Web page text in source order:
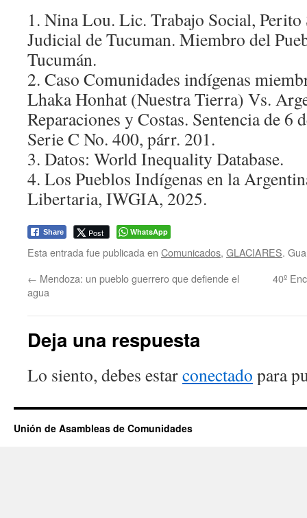
1. Nina Lou. Lic. Trabajo Social, Perito
Judicial de Tucuman. Miembro del
Tucumán.
2. Caso Comunidades indígenas
Lhaka Honhat (Nuestra Tierra) Vs.
Reparaciones y Costas. Sentencia de 6
Serie C No. 400, párr. 201.
3. Datos: World Inequality Database.
4. Los Pueblos Indígenas en la
Libertaria, IWGIA, 2025.
Share Post WhatsApp
Esta entrada fue publicada en Comunicados, GLACIARES.
← Mendoza: un pueblo guerrero que defiende el
agua
40º
Deja una respuesta
Lo siento, debes estarconectado para
Unión de Asambleas de Comunidades